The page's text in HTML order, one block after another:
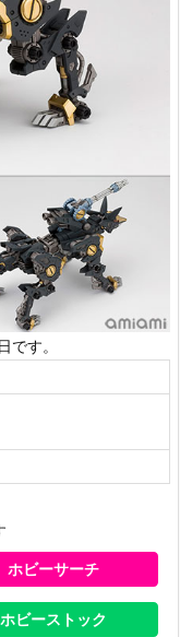
す。
ホビーサーチ
ホビーストック